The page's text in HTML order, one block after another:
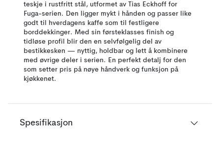
teskje i rustfritt stål, utformet av Tias Eckhoff for
Fuga-serien. Den ligger mykt i hånden og passer like
godt til hverdagens kaffe som til festligere
borddekkinger. Med sin førsteklasses finish og
tidløse profil blir den en selvfølgelig del av
bestikkesken — nyttig, holdbar og lett å kombinere
med øvrige deler i serien. En perfekt detalj for den
som setter pris på nøye håndverk og funksjon på
kjøkkenet.
Spesifikasjon